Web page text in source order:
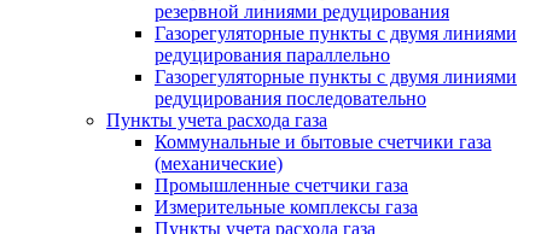
резервной линиями редуцирования
Газорегуляторные пункты с двумя линиями
редуцирования параллельно
Газорегуляторные пункты с двумя линиями
редуцирования последовательно
Пункты учета расхода газа
Коммунальные и бытовые счетчики газа
(механические)
Промышленные счетчики газа
Измерительные комплексы газа
Пункты учета расхода газа